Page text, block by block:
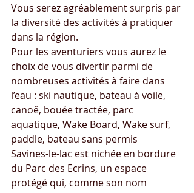
Vous serez agréablement surpris par
la diversité des activités à pratiquer
dans la région.
Pour les aventuriers vous aurez le
choix de vous divertir parmi de
nombreuses activités à faire dans
l’eau : ski nautique, bateau à voile,
canoë, bouée tractée, parc
aquatique, Wake Board, Wake surf,
paddle, bateau sans permis
Savines-le-lac est nichée en bordure
du Parc des Ecrins, un espace
protégé qui, comme son nom